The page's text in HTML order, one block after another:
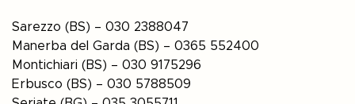
Sarezzo (BS) – 030 2388047
Manerba del Garda (BS) – 0365 552400
Montichiari (BS) – 030 9175296
Erbusco (BS) – 030 5788509